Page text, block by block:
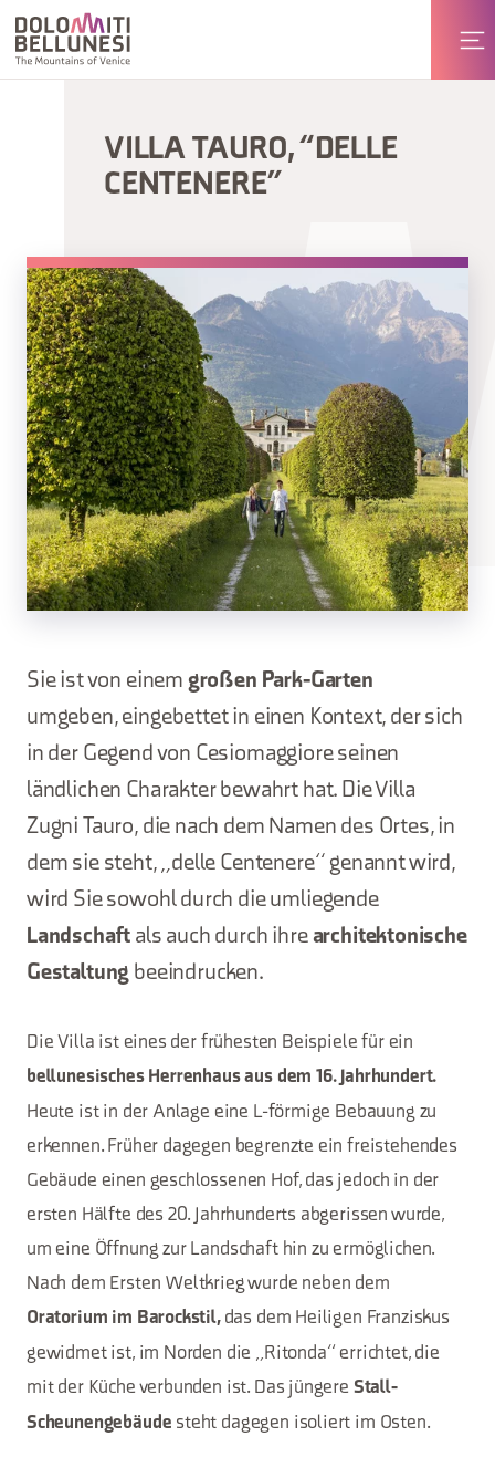
VILLA TAURO, “DELLE
CENTENERE”
Sie ist von einem großen Park-Garten
umgeben, eingebettet in einen Kontext, der sich
in der Gegend von Cesiomaggiore seinen
ländlichen Charakter bewahrt hat. Die Villa
Zugni Tauro, die nach dem Namen des Ortes, in
dem sie steht, „delle Centenere“ genannt wird,
wird Sie sowohl durch die umliegende
Landschaft als auch durch ihre architektonische
Gestaltung beeindrucken.
Die Villa ist eines der frühesten Beispiele für ein
bellunesisches Herrenhaus aus dem 16. Jahrhundert.
Heute ist in der Anlage eine L-förmige Bebauung zu
erkennen. Früher dagegen begrenzte ein freistehendes
Gebäude einen geschlossenen Hof, das jedoch in der
ersten Hälfte des 20. Jahrhunderts abgerissen wurde,
um eine Öffnung zur Landschaft hin zu ermöglichen.
Nach dem Ersten Weltkrieg wurde neben dem
Oratorium im Barockstil, das dem Heiligen Franziskus
gewidmet ist, im Norden die „Ritonda“ errichtet, die
mit der Küche verbunden ist. Das jüngereStall-
Scheunengebäude steht dagegen isoliert im Osten.